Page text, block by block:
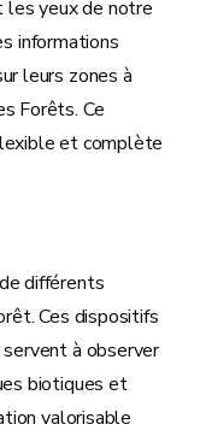
les yeux de notre
informations
leurs zones à
Forêts. Ce
et complète
différents
Ces dispositifs
à observer
biotiques et
valorisable